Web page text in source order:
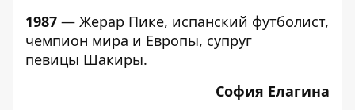
1987 — Жерар Пике, испанский футболист,
чемпион мира и Европы, супруг
певицы Шакиры.
София Елагина